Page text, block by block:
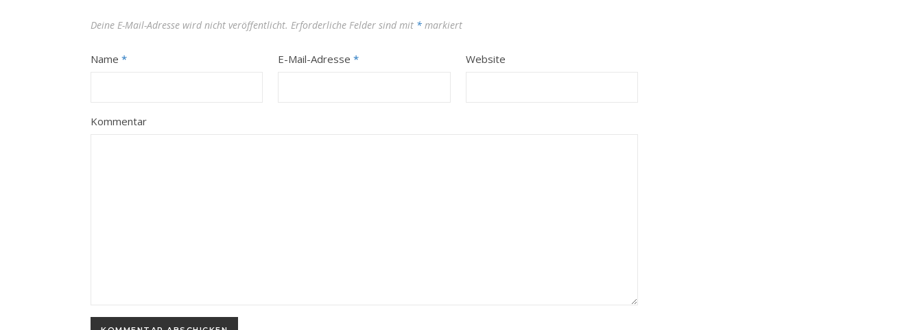
Deine E-Mail-Adresse wird nicht veröffentlicht. Erforderliche Felder sind mit * markiert
Name * E-Mail-Adresse* Website
Kommentar